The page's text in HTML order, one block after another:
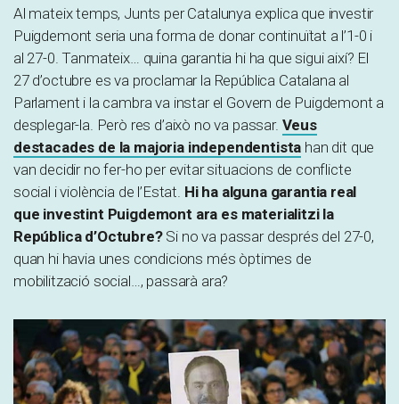
Al mateix temps, Junts per Catalunya explica que investir
Puigdemont seria una forma de donar continuïtat a l’1-0 i
al 27-0. Tanmateix… quina garantia hi ha que sigui així? El
27 d’octubre es va proclamar la República Catalana al
Parlament i la cambra va instar el Govern de Puigdemont a
desplegar-la. Però res d’això no va passar. Veus
destacades de la majoria independentista han dit que
van decidir no fer-ho per evitar situacions de conflicte
social i violència de l’Estat. Hi ha alguna garantia real
que investint Puigdemont ara es materialitzi la
República d’Octubre?Si no va passar després del 27-0,
quan hi havia unes condicions més òptimes de
mobilització social…, passarà ara?